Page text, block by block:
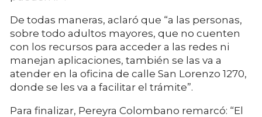
De todas maneras, aclaró que “a las personas,
sobre todo adultos mayores, que no cuenten
con los recursos para acceder a las redes ni
manejan aplicaciones, también se las va a
atender en la oficina de calle San Lorenzo 1270,
donde se les va a facilitar el trámite”.
Para finalizar, Pereyra Colombano remarcó: “El